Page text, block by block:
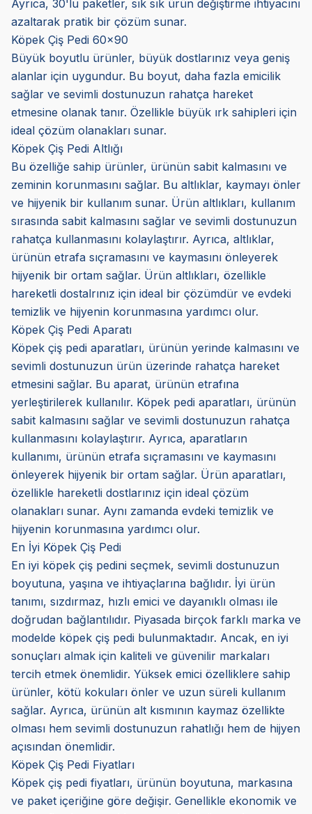
Ayrıca, 30'lu paketler, sık sık ürün değiştirme ihtiyacını
azaltarak pratik bir çözüm sunar.
Köpek Çiş Pedi 60x90
Büyük boyutlu ürünler, büyük dostlarınız veya geniş
alanlar için uygundur. Bu boyut, daha fazla emicilik
sağlar ve sevimli dostunuzun rahatça hareket
etmesine olanak tanır. Özellikle büyük ırk sahipleri için
ideal çözüm olanakları sunar.
Köpek Çiş Pedi Altlığı
Bu özelliğe sahip ürünler, ürünün sabit kalmasını ve
zeminin korunmasını sağlar. Bu altlıklar, kaymayı önler
ve hijyenik bir kullanım sunar. Ürün altlıkları, kullanım
sırasında sabit kalmasını sağlar ve sevimli dostunuzun
rahatça kullanmasını kolaylaştırır. Ayrıca, altlıklar,
ürünün etrafa sıçramasını ve kaymasını önleyerek
hijyenik bir ortam sağlar. Ürün altlıkları, özellikle
hareketli dostalrınız için ideal bir çözümdür ve evdeki
temizlik ve hijyenin korunmasına yardımcı olur.
Köpek Çiş Pedi Aparatı
Köpek çiş pedi aparatları, ürünün yerinde kalmasını ve
sevimli dostunuzun ürün üzerinde rahatça hareket
etmesini sağlar. Bu aparat, ürünün etrafına
yerleştirilerek kullanılır. Köpek pedi aparatları, ürünün
sabit kalmasını sağlar ve sevimli dostunuzun rahatça
kullanmasını kolaylaştırır. Ayrıca, aparatların
kullanımı, ürünün etrafa sıçramasını ve kaymasını
önleyerek hijyenik bir ortam sağlar. Ürün aparatları,
özellikle hareketli dostlarınız için ideal çözüm
olanakları sunar. Aynı zamanda evdeki temizlik ve
hijyenin korunmasına yardımcı olur.
En İyi Köpek Çiş Pedi
En iyi köpek çiş pedini seçmek, sevimli dostunuzun
boyutuna, yaşına ve ihtiyaçlarına bağlıdır. İyi ürün
tanımı, sızdırmaz, hızlı emici ve dayanıklı olması ile
doğrudan bağlantılıdır. Piyasada birçok farklı marka ve
modelde köpek çiş pedi bulunmaktadır. Ancak, en iyi
sonuçları almak için kaliteli ve güvenilir markaları
tercih etmek önemlidir. Yüksek emici özelliklere sahip
ürünler, kötü kokuları önler ve uzun süreli kullanım
sağlar. Ayrıca, ürünün alt kısmının kaymaz özellikte
olması hem sevimli dostunuzun rahatlığı hem de hijyen
açısından önemlidir.
Köpek Çiş Pedi Fiyatları
Köpek çiş pedi fiyatları, ürünün boyutuna, markasına
ve paket içeriğine göre değişir. Genellikle ekonomik ve